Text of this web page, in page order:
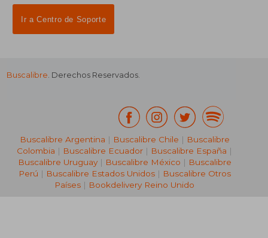
Ir a Centro de Soporte
Buscalibre. Derechos Reservados.
Buscalibre Argentina | Buscalibre Chile | Buscalibre
Colombia | Buscalibre Ecuador | Buscalibre España |
Buscalibre Uruguay| Buscalibre México | Buscalibre
Perú | Buscalibre Estados Unidos| Buscalibre Otros
Países | Bookdelivery Reino Unido